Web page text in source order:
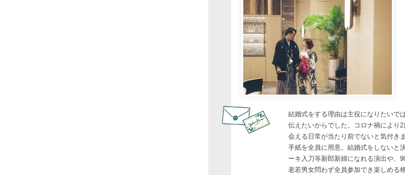
結婚式をする理由は主役になりたいで
伝えたいからでした。コロナ禍により
会える日常が当たり前でないと気付き
手紙を全員に用意。結婚式をしないと
ーキ入刀等新郎新婦になれる演出や、
老若男女問わず全員参加でき楽しめる